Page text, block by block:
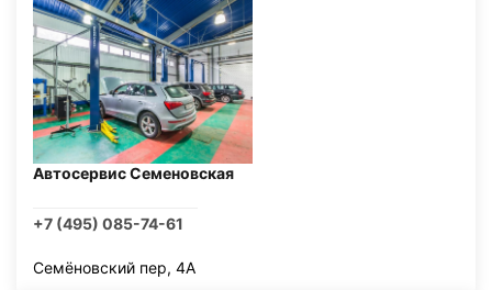
Автосервис Семеновская
+7 (495) 085-74-61
Семёновский пер, 4А